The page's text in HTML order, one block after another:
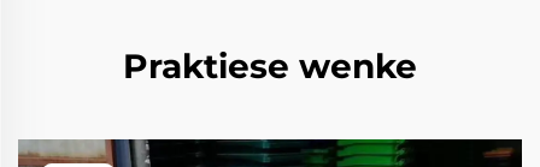
Praktiese wenke